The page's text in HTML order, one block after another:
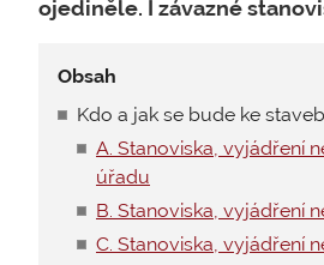
ojediněle. I závazné
Obsah
Kdo a jak se bude ke
A. Stanoviska, vyjádření
úřadu
B. Stanoviska, vyjádření
C. Stanoviska, vyjádření